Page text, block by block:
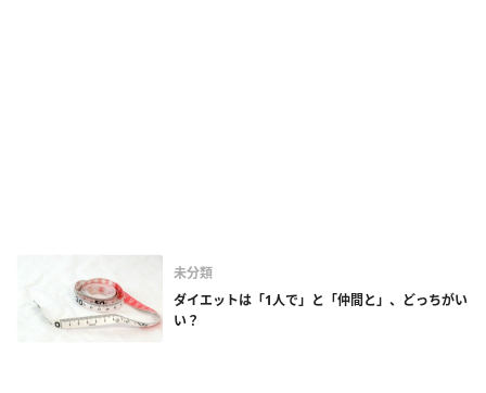
未分類
ダイエットは「1人で」と「仲間と」、どっちがい
い？